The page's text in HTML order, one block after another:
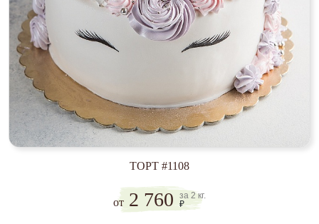
ТОРТ #1108
от 2 760
за 2 кг.
₽